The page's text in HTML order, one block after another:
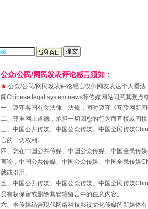
国家大学科技园优化重塑工作
公众/公民/网民发表评论感言须知：
★ 公众/公民/网民发表评论感言仅供网友表达个人看
闻Chinese legal system news等传媒网站同意其观点
一、遵守各国有关法律、法规，同时遵守《互联网新
二、尊重网上道德，承担一切因您的行为而直接或间接
三、中国公共传媒、中国公众传媒、中国全民传媒
言的一切权利。
四、您在中国公共传媒、中国公众传媒、中国全民
言论，中国公共传媒、中国公众传媒、中国全民传媒
载或引用。
五、中国公共传媒、中国公众传媒、中国全民传媒
员有权保留或删除其管辖留言中的任意内容。
六、本传媒结合现代网络科技影视文化传媒的新媒体